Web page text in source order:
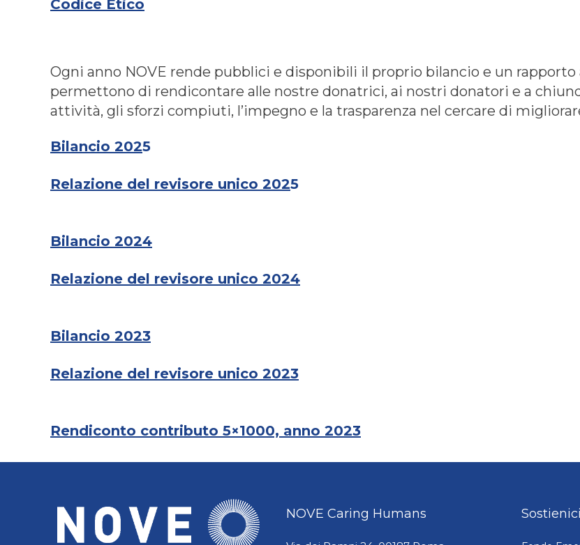
Codice Etico
Ogni anno NOVE rende pubblici e disponibili il proprio bilancio e un
permettono di rendicontare alle nostre donatrici, ai nostri donatori e a
attività, gli sforzi compiuti, l’impegno e la trasparenza nel cercare di
Bilancio 2025
Relazione del revisore unico 2025
Bilancio 2024
Relazione del revisore unico 2024
Bilancio 2023
Relazione del revisore unico 2023
Rendiconto contributo 5×1000, anno 2023
NOVE Caring Humans Sostienici